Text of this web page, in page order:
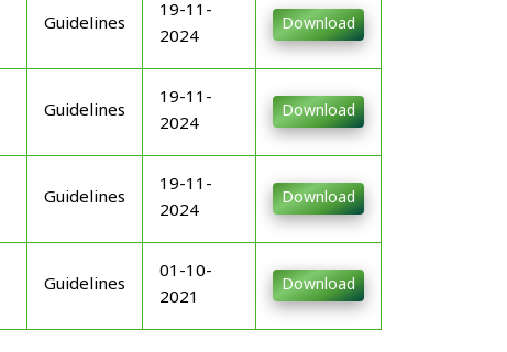
Guidelines
19-11-
2024
Download
Guidelines
19-11-
2024
Download
Guidelines
19-11-
2024
Download
Guidelines
01-10-
2021
Download